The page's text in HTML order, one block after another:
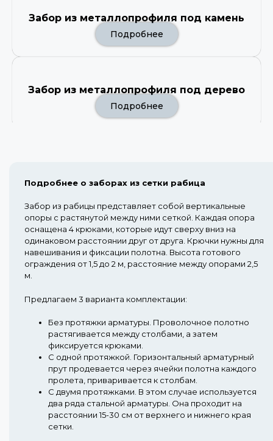
Забор из металлопрофиля под камень
Подробнее
Забор из металлопрофиля под дерево
Подробнее
Подробнее о заборах из сетки рабица
Забор из рабицы представляет собой вертикальные
опоры с растянутой между ними сеткой. Каждая опора
оснащена 4 крюками, которые идут сверху вниз на
одинаковом расстоянии друг от друга. Крючки нужны для
навешивания и фиксации полотна. Высота готового
ограждения от 1,5 до 2 м, расстояние между опорами 2,5
м.
Предлагаем 3 варианта комплектации:
Без протяжки арматуры. Проволочное полотно
растягивается между столбами, а затем
фиксируется крюками.
С одной протяжкой. Горизонтальный арматурный
прут продевается через ячейки полотна каждого
пролета, приваривается к столбам.
С двумя протяжками. В этом случае используется
два ряда стальной арматуры. Она проходит на
расстоянии 15-30 см от верхнего и нижнего края
сетки.